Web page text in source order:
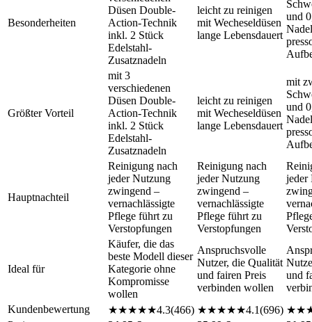
Besonderheiten
Düsen Double-
Action-Technik
inkl. 2 Stück
Edelstahl-
Zusatznadeln
leicht zu reinigen
mit Wecheseldüsen
lange Lebensdauert
und
Größter Vorteil
mit 3
verschiedenen
Düsen Double-
Action-Technik
inkl. 2 Stück
Edelstahl-
Zusatznadeln
leicht zu reinigen
mit Wecheseldüsen
lange Lebensdauert
mit
und
Hauptnachteil
Reinigung nach
jeder Nutzung
zwingend –
vernachlässigte
Pflege führt zu
Verstopfungen
Reinigung nach
jeder Nutzung
zwingend –
vernachlässigte
Pflege führt zu
Verstopfungen
jeder
Ideal für
Käufer, die das
beste Modell dieser
Kategorie ohne
Kompromisse
wollen
Anspruchsvolle
Nutzer, die Qualität
und fairen Preis
verbinden wollen
und
Kundenbewertung
★★★★★4.3(466) ★★★★★4.1(696) ★★